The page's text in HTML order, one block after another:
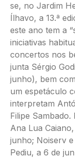
se, no Jardim
Ílhavo, a 13.ª
este ano tem a
iniciativas
concertos nos
junta Sérgio
junho), bem
um espetáculo
interpretam
Filipe
Ana Lua
junho; Noiserv
Pediu, a 6 de